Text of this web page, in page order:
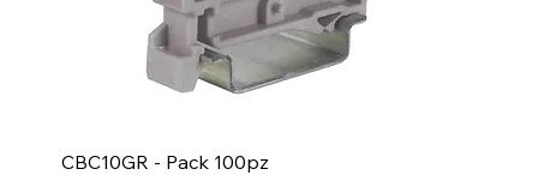
CBC10GR - Pack 100pz